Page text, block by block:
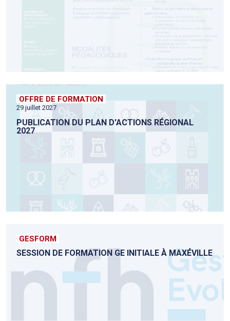
OFFRE DE FORMATION
29 juillet 2027
PUBLICATION DU PLAN D'ACTIONS RÉGIONAL
2027
GESFORM
SESSION DE FORMATION GE INITIALE À MAXÉVILLE